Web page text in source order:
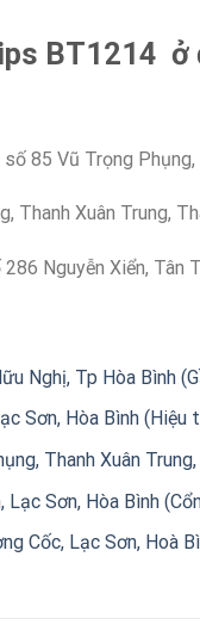
BT1214 ở
85 Vũ Trọng Phụng,
Thanh Xuân Trung,
Nguyễn Xiển, Tân
Nghị, Tp Hòa Bình
Sơn, Hòa Bình
Thanh Xuân
Sơn, Hòa Bình
Cốc, Lạc Sơn, Hoà